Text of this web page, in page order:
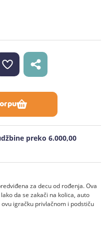
preko 6.000,00
za decu od rođenja. Ova
da se zakači na kolica, auto
igračku privlačnom i podstiču